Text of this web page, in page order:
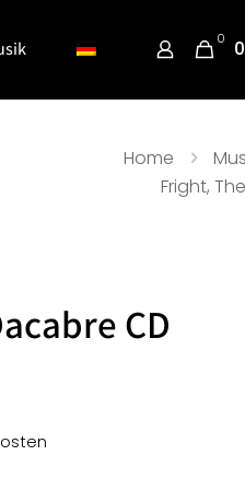
0
Home
Fright,
CD